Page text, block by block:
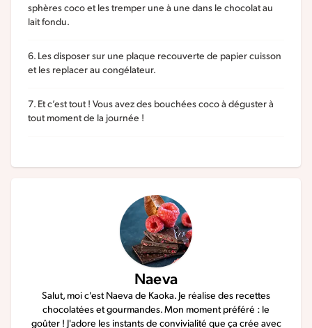
Naeva
Salut, moi c'est Naeva de Kaoka. Je réalise des recettes
chocolatées et gourmandes. Mon moment préféré : le
goûter ! J'adore les instants de convivialité que ça crée avec
sphères coco et les tremper une à une dans le chocolat au
lait fondu.
Les disposer sur une plaque recouverte de papier cuisson
et les replacer au congélateur.
Et c’est tout ! Vous avez des bouchées coco à déguster à
tout moment de la journée !